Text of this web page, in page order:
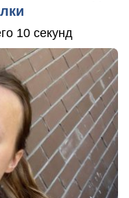
10 секунд